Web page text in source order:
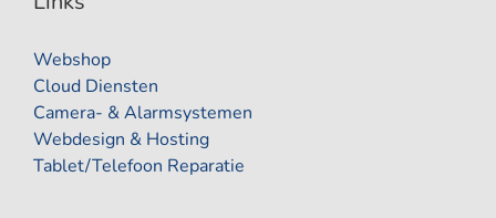
Webshop
Cloud Diensten
Camera- & Alarmsystemen
Webdesign & Hosting
Tablet/Telefoon Reparatie